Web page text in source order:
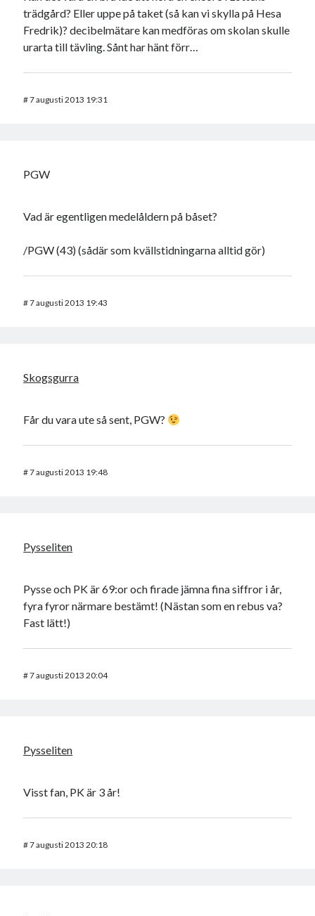
trädgård? Eller uppe på taket (så kan vi skylla på Hesa
Fredrik)? decibelmätare kan medföras om skolan skulle
urarta till tävling. Sånt har hänt förr…
#7 augusti 2013 19:31
PGW
Vad är egentligen medelåldern på båset?
/PGW (43) (sådär som kvällstidningarna alltid gör)
#7 augusti 2013 19:43
Skogsgurra
Får du vara ute så sent, PGW?
#7 augusti 2013 19:48
Pysseliten
Pysse och PK är 69:or och firade jämna fina siffror i år,
fyra fyror närmare bestämt! (Nästan som en rebus va?
Fast lätt!)
#7 augusti 2013 20:04
Pysseliten
Visst fan, PK är 3 år!
#7 augusti 2013 20:18